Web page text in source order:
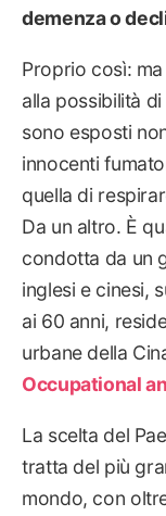
demenza o
Proprio così:
alla possibilità
sono esposti
innocenti
quella di
Da un altro. È
condotta da un
inglesi e cinesi,
ai 60 anni,
urbane della
Occupational
La scelta del
tratta del più
mondo, con